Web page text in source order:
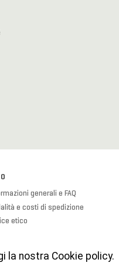
generali e FAQ
e costi di spedizione
etico
la nostra Cookie policy.